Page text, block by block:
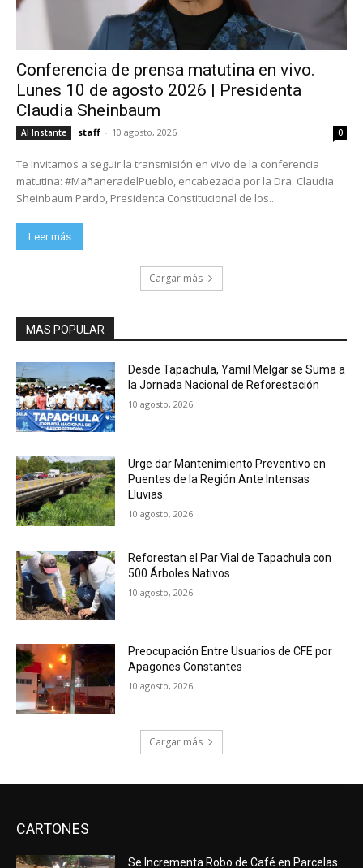
Conferencia de prensa matutina en vivo.
Lunes 10 de agosto 2026 | Presidenta
Claudia Sheinbaum
Al Instante staff - 10 agosto, 2026 0
Te invitamos a seguir la transmisión en vivo de la conferencia
matutina: #MañaneradelPueblo, encabezada por la Dra. Claudia
Sheinbaum Pardo, Presidenta Constitucional de los...
Leer más
Cargar más
MAS POPULAR
Desde Tapachula, Yamil Melgar se Suma a
la Jornada Nacional de Reforestación
10 agosto, 2026
Urge dar Mantenimiento Preventivo en
Puentes de la Región Ante Intensas
Lluvias.
10 agosto, 2026
Reforestan el Par Vial de Tapachula con
500 Árboles Nativos
10 agosto, 2026
Preocupación Entre Usuarios de CFE por
Apagones Constantes
10 agosto, 2026
Cargar más
CARTONES
Se Incrementa Robo de Café en Parcelas